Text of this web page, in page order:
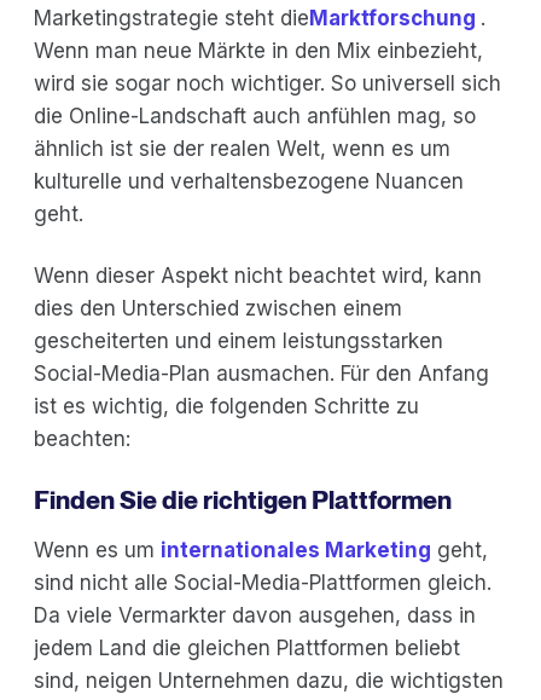
Marketingstrategie steht die Marktforschung .
Wenn man neue Märkte in den Mix einbezieht,
wird sie sogar noch wichtiger. So universell sich
die Online-Landschaft auch anfühlen mag, so
ähnlich ist sie der realen Welt, wenn es um
kulturelle und verhaltensbezogene Nuancen
geht.
Wenn dieser Aspekt nicht beachtet wird, kann
dies den Unterschied zwischen einem
gescheiterten und einem leistungsstarken
Social-Media-Plan ausmachen. Für den Anfang
ist es wichtig, die folgenden Schritte zu
beachten:
Finden Sie die richtigen Plattformen
Wenn es um internationales Marketing geht,
sind nicht alle Social-Media-Plattformen gleich.
Da viele Vermarkter davon ausgehen, dass in
jedem Land die gleichen Plattformen beliebt
sind, neigen Unternehmen dazu, die wichtigsten